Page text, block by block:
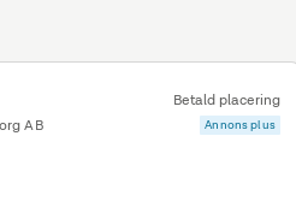
Betald placering
AB
Annons plus